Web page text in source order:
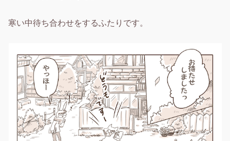
寒い中待ち合わせをするふたりです。